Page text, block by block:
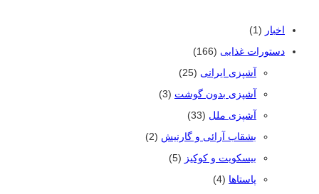
اخبار (1)
دستورات غذایی (166)
آشپزی ایرانی (25)
آشپزی بدون گوشت (3)
آشپزی ملل (33)
بشقاب آرائی و گارنیش (2)
بیسکویت و کوکیز (5)
پاستاها (4)